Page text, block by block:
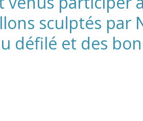
sculptés par
défilé et des